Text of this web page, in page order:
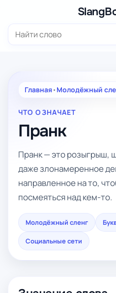
содержимому
Поиск:
Главная• Молодёжный
ЧТО ОЗНАЧАЕТ
Пранк
Пранк — это розыгрыш,
даже злонамеренное
направленное на то,
посмеяться над кем-то.
Молодёжный сленг
Социальные сети